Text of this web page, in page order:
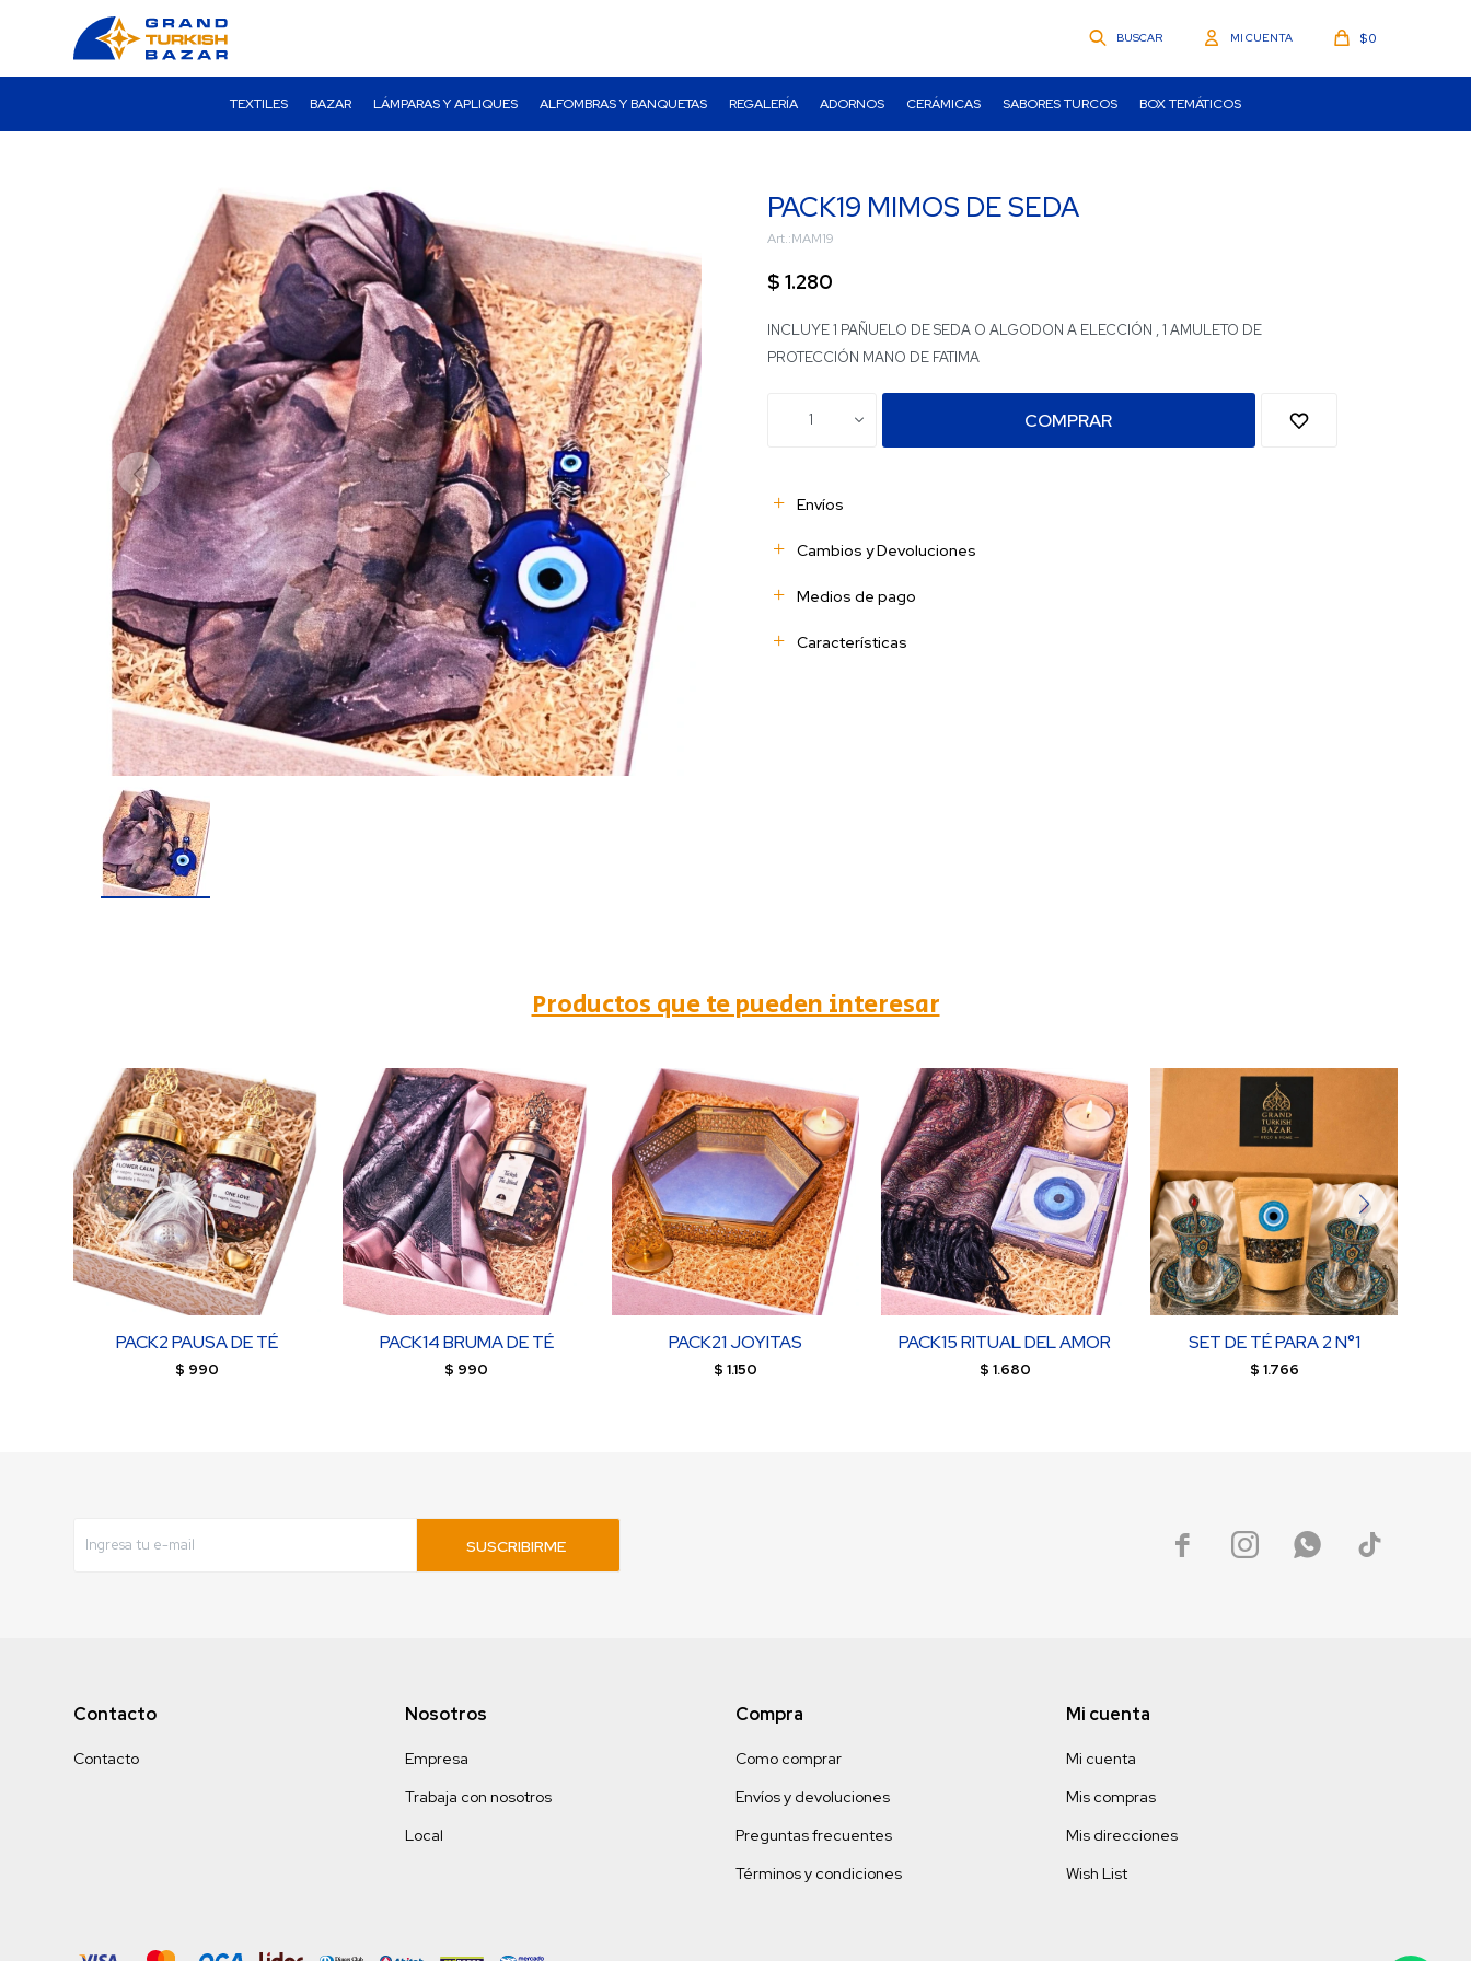
TEXTILES BAZAR LÁMPARAS Y APLIQUES ALFOMBRAS Y BANQUETAS REGALERÍA ADORNOS CERÁMICAS SABORES TURCOS BOX TEMÁTICOS
$0
PACK19 MIMOS DE SEDA
MAM19
$ 1.280
INCLUYE 1 PAÑUELO DE SEDA O ALGODON A ELECCIÓN , 1 AMULETO DE
PROTECCIÓN MANO DE FATIMA
1 COMPRAR
Envíos
Cambios y Devoluciones
Medios de pago
Características
Productos que te pueden interesar
PACK2 PAUSA DE TÉ
$ 990
PACK14 BRUMA DE TÉ
$ 990
PACK21 JOYITAS
$ 1.150
PACK15 RITUAL DEL AMOR
$ 1.680
SET DE TÉ PARA 2 N°1
$ 1.766
SUSCRIBIRME    
Contacto
Contacto
Nosotros
Empresa
Trabaja con nosotros
Local
Compra
Como comprar
Envíos y devoluciones
Preguntas frecuentes
Términos y condiciones
Mi cuenta
Mi cuenta
Mis compras
Mis direcciones
Wish List